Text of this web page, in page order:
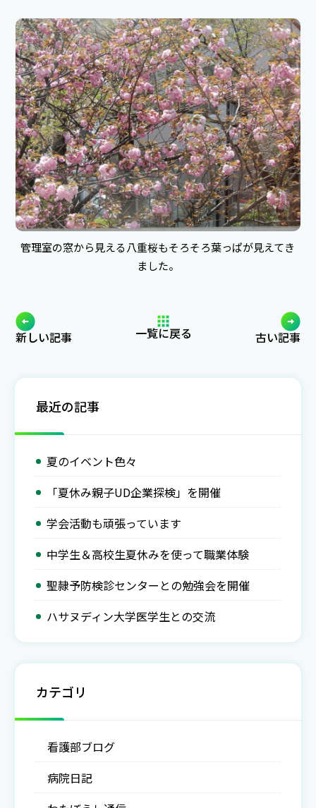
管理室の窓から見える八重桜もそろそろ葉っぱが見えてき
ました。
新しい記事 一覧に戻る 古い記事
最近の記事
夏のイベント色々
「夏休み親子UD企業探検」を開催
学会活動も頑張っています
中学生＆高校生夏休みを使って職業体験
聖隷予防検診センターとの勉強会を開催
ハサヌディン大学医学生との交流
カテゴリ
看護部ブログ
病院日記